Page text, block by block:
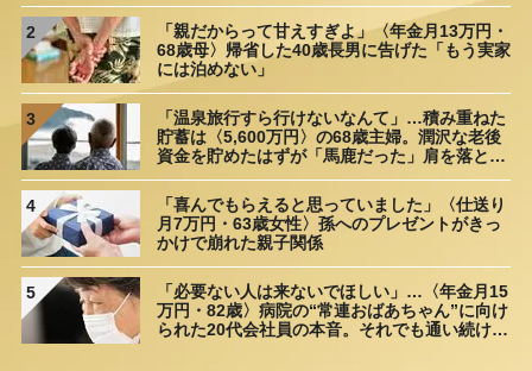
2
「親だからって甘えすぎよ」〈年金月13万円・
68歳母〉帰省した40歳長男に告げた「もう実家
には泊めない」
3
「温泉旅行すら行けないなんて」…積み重ねた
貯蓄は〈5,600万円〉の68歳主婦。潤沢な老後
資金を貯めたはずが「馬鹿だった」肩を落とす
理由
4
「喜んでもらえると思っていました」〈仕送り
月7万円・63歳女性〉孫へのプレゼントがきっ
かけで崩れた親子関係
5
「必要ない人は来ないでほしい」…〈年金月15
万円・82歳〉病院の“常連おばあちゃん”に向け
られた20代会社員の本音。それでも通い続ける